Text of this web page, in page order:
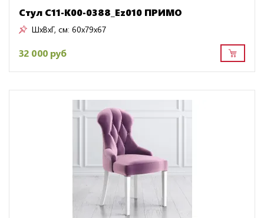
Стул C11-K00-0388_Ez010 ПРИМО
ШxВxГ, см: 60x79x67
32 000 руб